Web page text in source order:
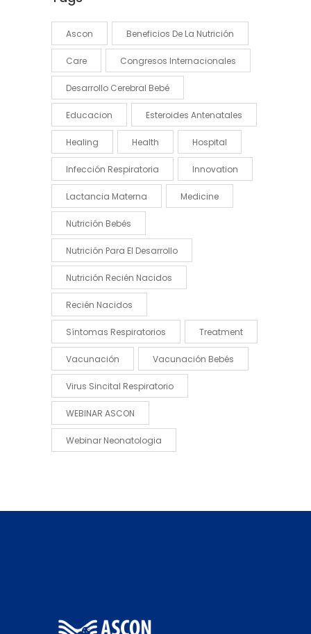
Ascon Beneficios De La Nutrición
Care Congresos Internacionales
Desarrollo Cerebral Bebé
Educacion Esteroides Antenatales
Healing Health Hospital
Infección Respiratoria Innovation
Lactancia Materna Medicine
Nutrición Bebés
Nutrición Para El Desarrollo
Nutrición Recién Nacidos
Recién Nacidos
Síntomas Respiratorios Treatment
Vacunación Vacunación Bebés
Virus Sincital Respiratorio
WEBINAR ASCON
Webinar Neonatologia